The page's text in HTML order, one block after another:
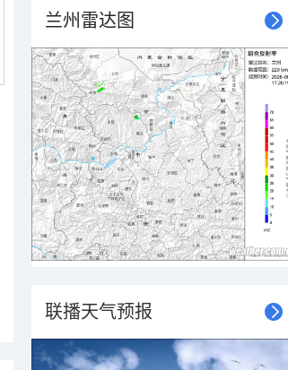
兰州雷达图
联播天气预报